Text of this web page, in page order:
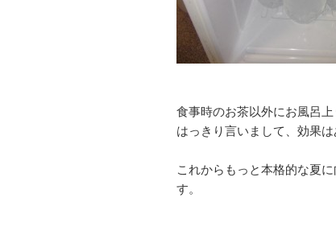
食事時のお茶以外にお風呂
はっきり言いまして、効果は
これからもっと本格的な夏
す。